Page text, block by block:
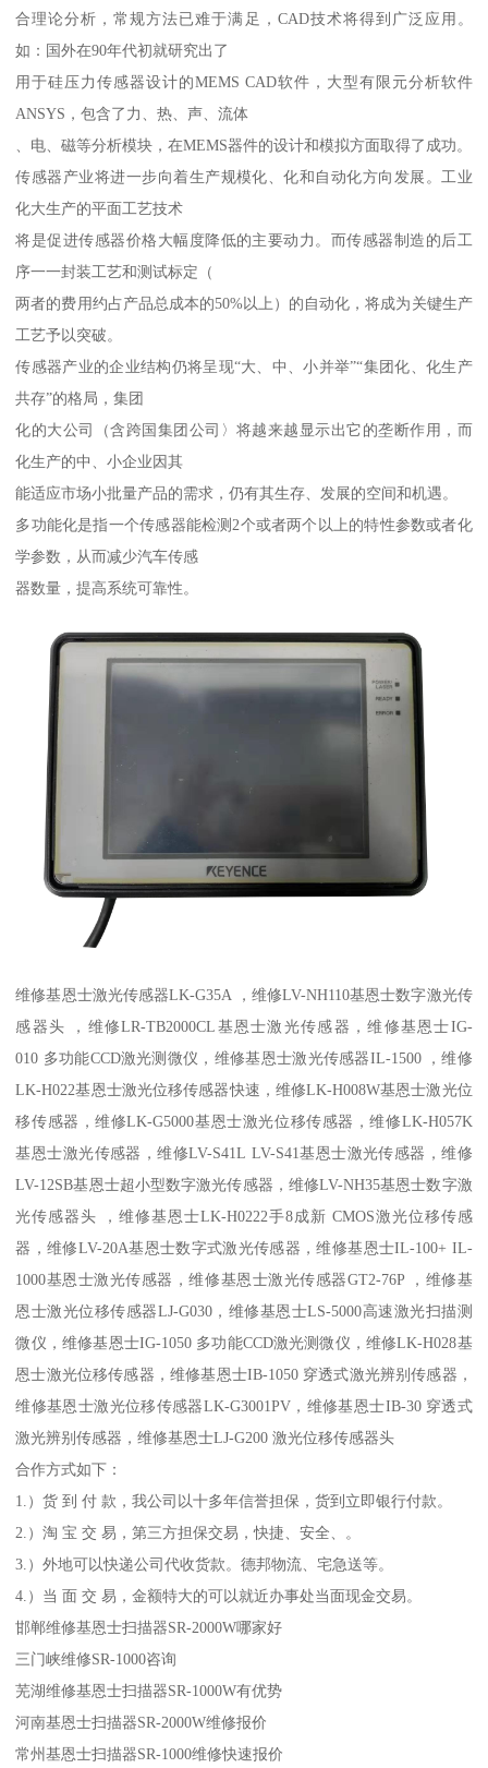
合理论分析，常规方法已难于满足，CAD技术将得到广泛应用。
如：国外在90年代初就研究出了
用于硅压力传感器设计的MEMS CAD软件，大型有限元分析软件
ANSYS，包含了力、热、声、流体
、电、磁等分析模块，在MEMS器件的设计和模拟方面取得了成功。
传感器产业将进一步向着生产规模化、化和自动化方向发展。工业
化大生产的平面工艺技术
将是促进传感器价格大幅度降低的主要动力。而传感器制造的后工
序一一封装工艺和测试标定（
两者的费用约占产品总成本的50%以上）的自动化，将成为关键生产
工艺予以突破。
传感器产业的企业结构仍将呈现“大、中、小并举”“集团化、化生产
共存”的格局，集团
化的大公司（含跨国集团公司〉将越来越显示出它的垄断作用，而
化生产的中、小企业因其
能适应市场小批量产品的需求，仍有其生存、发展的空间和机遇。
多功能化是指一个传感器能检测2个或者两个以上的特性参数或者化
学参数，从而减少汽车传感
器数量，提高系统可靠性。
维修基恩士激光传感器LK-G35A ，维修LV-NH110基恩士数字激光传
感器头 ，维修LR-TB2000CL基恩士激光传感器，维修基恩士IG-
010 多功能CCD激光测微仪，维修基恩士激光传感器IL-1500 ，维修
LK-H022基恩士激光位移传感器快速，维修LK-H008W基恩士激光位
移传感器，维修LK-G5000基恩士激光位移传感器，维修LK-H057K
基恩士激光传感器，维修LV-S41L LV-S41基恩士激光传感器，维修
LV-12SB基恩士超小型数字激光传感器，维修LV-NH35基恩士数字激
光传感器头 ，维修基恩士LK-H0222手8成新 CMOS激光位移传感
器，维修LV-20A基恩士数字式激光传感器，维修基恩士IL-100+ IL-
1000基恩士激光传感器，维修基恩士激光传感器GT2-76P ，维修基
恩士激光位移传感器LJ-G030，维修基恩士LS-5000高速激光扫描测
微仪，维修基恩士IG-1050 多功能CCD激光测微仪，维修LK-H028基
恩士激光位移传感器，维修基恩士IB-1050 穿透式激光辨别传感器，
维修基恩士激光位移传感器LK-G3001PV，维修基恩士IB-30 穿透式
激光辨别传感器，维修基恩士LJ-G200 激光位移传感器头
合作方式如下：
1.）货 到 付 款，我公司以十多年信誉担保，货到立即银行付款。
2.）淘 宝 交 易，第三方担保交易，快捷、安全、。
3.）外地可以快递公司代收货款。德邦物流、宅急送等。
4.）当 面 交 易，金额特大的可以就近办事处当面现金交易。
邯郸维修基恩士扫描器SR-2000W哪家好
三门峡维修SR-1000咨询
芜湖维修基恩士扫描器SR-1000W有优势
河南基恩士扫描器SR-2000W维修报价
常州基恩士扫描器SR-1000维修快速报价